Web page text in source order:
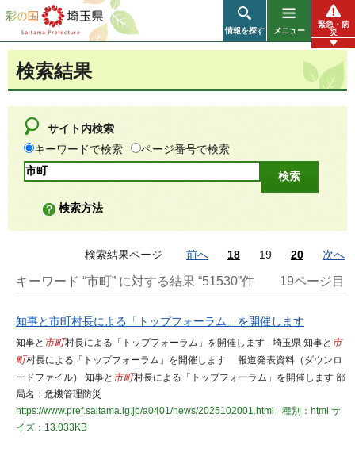
彩の国 埼玉県
情報を探す メニュー
緊急・防
災
検索結果
サイト内検索
キーワードで検索
ページ番号で検索
検索方法
検索結果ページ 前へ 18 19 20 次へ
キーワード “市町” に対する結果 “51530”件 19ページ目
知事と市町村長による「トップフォーラム」を開催します
知事と 市町村長による「トップフォーラム」を開催します - 埼玉県 知事と 市
町村長による「トップフォーラム」を開催します 報道発表資料（ダウンロ
ードファイル） 知事と 市町村長による「トップフォーラム」を開催します 部
局名：危機管理防災
https://www.pref.saitama.lg.jp/a0401/news/2025102001.html
種別：html サ
イズ：13.033KB